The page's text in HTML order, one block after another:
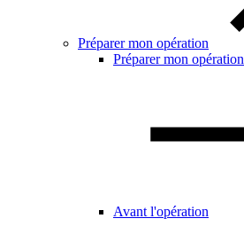
Préparer mon opération
Préparer mon opération
Avant l'opération